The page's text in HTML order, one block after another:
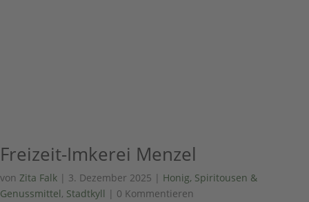
Freizeit-Imkerei Menzel
von Zita Falk | 3. Dezember 2025 | Honig, Spiritousen &
Genussmittel, Stadtkyll | 0 Kommentieren